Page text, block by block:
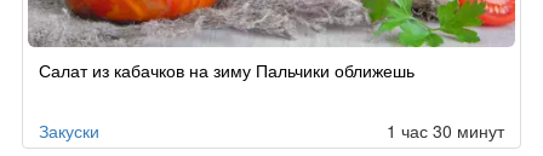
Салат из кабачков на зиму Пальчики оближешь
Закуски 1 час 30 минут